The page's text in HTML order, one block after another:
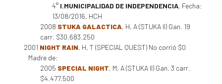
4° I.MUNICIPALIDAD DE INDEPENDENCIA, Fecha:
13/08/2016, HCH
2008 STUKA GALACTICA, H, A (STUKA II) Gan. 19
carr. $30.683.250
2001 NIGHT RAIN, H, T (SPECIAL QUEST) No corrió $0
Madre de:
2005 SPECIAL NIGHT, M, A (STUKA II) Gan. 3 carr.
$4.477.500